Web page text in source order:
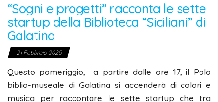
“Sogni e progetti” racconta le sette
startup della Biblioteca “Siciliani” di
Galatina
21 Febbraio 2025
Questo pomeriggio, a partire dalle ore 17, il Polo
biblio-museale di Galatina si accenderà di colori e
musica per raccontare le sette startup che tra